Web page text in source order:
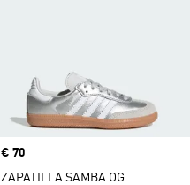
Precio
€ 70
ZAPATILLA SAMBA OG